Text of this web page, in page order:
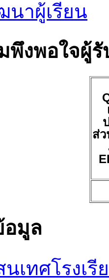
นาผู้เรียน
พึงพอใจผู้รั
ส่ว
มูล
เทศโรงเรี